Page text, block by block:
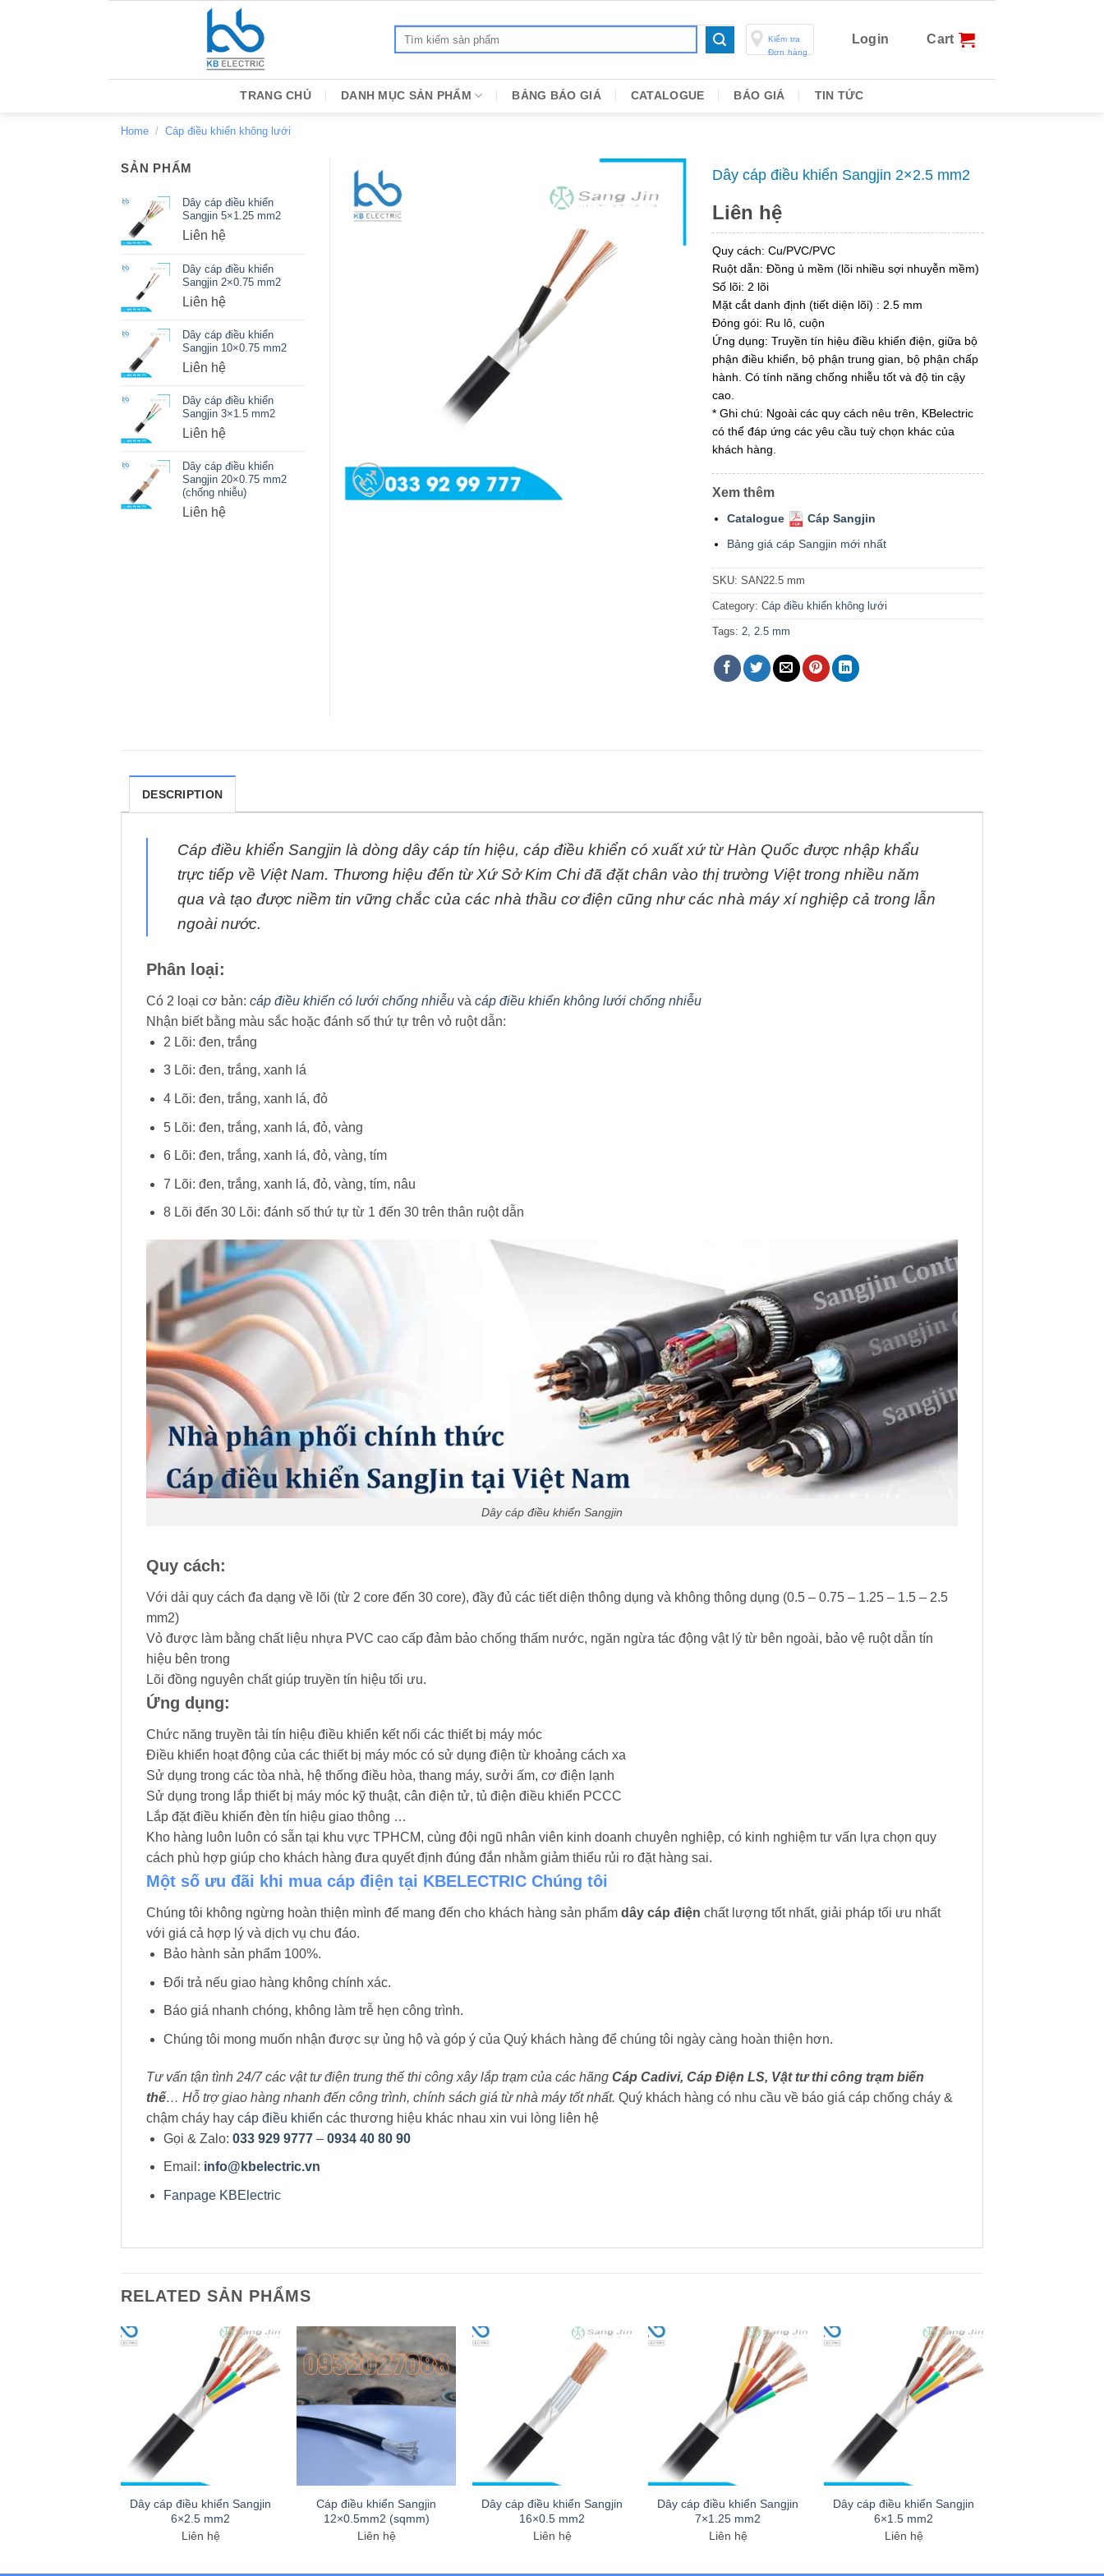
Kiểm tra
Đơn hàng
Login Cart
TRANG CHỦ DANH MỤC SẢN PHẨM BẢNG BÁO GIÁ CATALOGUE BÁO GIÁ TIN TỨC
Home / Cáp điều khiển không lưới
Dây cáp điều khiển Sangjin 2×2.5 mm2
Liên hệ
Quy cách: Cu/PVC/PVC
Ruột dẫn: Đồng ủ mềm (lõi nhiều sợi nhuyễn mềm)
Số lõi: 2 lõi
Mặt cắt danh định (tiết diện lõi) : 2.5 mm
Đóng gói: Ru lô, cuộn
Ứng dụng: Truyền tín hiệu điều khiển điện, giữa bộ
phận điều khiển, bộ phận trung gian, bộ phận chấp
hành. Có tính năng chống nhiễu tốt và độ tin cậy
cao.
* Ghi chú: Ngoài các quy cách nêu trên, KBelectric
có thể đáp ứng các yêu cầu tuỳ chọn khác của
khách hàng.
Xem thêm
Catalogue
Cáp Sangjin
Bảng giá cáp Sangjin mới nhất
SKU: SAN22.5 mm
Category: Cáp điều khiển không lưới
Tags: 2 2.5 mm
SẢN PHẨM
Dây cáp điều khiển
Sangjin 5×1.25 mm2
Liên hệ
Dây cáp điều khiển
Sangjin 2×0.75 mm2
Liên hệ
Dây cáp điều khiển
Sangjin 10×0.75 mm2
Liên hệ
Dây cáp điều khiển
Sangjin 3×1.5 mm2
Liên hệ
Dây cáp điều khiển
Sangjin 20×0.75 mm2
(chống nhiễu)
Liên hệ
DESCRIPTION
Cáp điều khiển Sangjin là dòng dây cáp tín hiệu, cáp điều khiển có xuất xứ từ Hàn Quốc được nhập khẩu
trực tiếp về Việt Nam. Thương hiệu đến từ Xứ Sở Kim Chi đã đặt chân vào thị trường Việt trong nhiều năm
qua và tạo được niềm tin vững chắc của các nhà thầu cơ điện cũng như các nhà máy xí nghiệp cả trong lẫn
ngoài nước.
Phân loại:
Có 2 loại cơ bản: cáp điều khiển có lưới chống nhiễu và cáp điều khiển không lưới chống nhiễu
Nhận biết bằng màu sắc hoặc đánh số thứ tự trên vỏ ruột dẫn:
2 Lõi: đen, trắng
3 Lõi: đen, trắng, xanh lá
4 Lõi: đen, trắng, xanh lá, đỏ
5 Lõi: đen, trắng, xanh lá, đỏ, vàng
6 Lõi: đen, trắng, xanh lá, đỏ, vàng, tím
7 Lõi: đen, trắng, xanh lá, đỏ, vàng, tím, nâu
8 Lõi đến 30 Lõi: đánh số thứ tự từ 1 đến 30 trên thân ruột dẫn
Dây cáp điều khiển Sangjin
Quy cách:
Với dải quy cách đa dạng về lõi (từ 2 core đến 30 core), đầy đủ các tiết diện thông dụng và không thông dụng (0.5 – 0.75 – 1.25 – 1.5 – 2.5
mm2)
Vỏ được làm bằng chất liệu nhựa PVC cao cấp đảm bảo chống thấm nước, ngăn ngừa tác động vật lý từ bên ngoài, bảo vệ ruột dẫn tín
hiệu bên trong
Lõi đồng nguyên chất giúp truyền tín hiệu tối ưu.
Ứng dụng:
Chức năng truyền tải tín hiệu điều khiển kết nối các thiết bị máy móc
Điều khiển hoạt động của các thiết bị máy móc có sử dụng điện từ khoảng cách xa
Sử dụng trong các tòa nhà, hệ thống điều hòa, thang máy, sưởi ấm, cơ điện lạnh
Sử dụng trong lắp thiết bị máy móc kỹ thuật, cân điện tử, tủ điện điều khiển PCCC
Lắp đặt điều khiển đèn tín hiệu giao thông …
Kho hàng luôn luôn có sẵn tại khu vực TPHCM, cùng đội ngũ nhân viên kinh doanh chuyên nghiệp, có kinh nghiệm tư vấn lựa chọn quy
cách phù hợp giúp cho khách hàng đưa quyết định đúng đắn nhằm giảm thiểu rủi ro đặt hàng sai.
Một số ưu đãi khi mua cáp điện tại KBELECTRIC Chúng tôi
Chúng tôi không ngừng hoàn thiện mình để mang đến cho khách hàng sản phẩm dây cáp điện chất lượng tốt nhất, giải pháp tối ưu nhất
với giá cả hợp lý và dịch vụ chu đáo.
Bảo hành sản phẩm 100%.
Đổi trả nếu giao hàng không chính xác.
Báo giá nhanh chóng, không làm trễ hẹn công trình.
Chúng tôi mong muốn nhận được sự ủng hộ và góp ý của Quý khách hàng để chúng tôi ngày càng hoàn thiện hơn.
Tư vấn tận tình 24/7 các vật tư điện trung thế thi công xây lắp trạm của các hãng Cáp Cadivi, Cáp Điện LS, Vật tư thi công trạm biến
thế… Hỗ trợ giao hàng nhanh đến công trình, chính sách giá từ nhà máy tốt nhất. Quý khách hàng có nhu cầu về báo giá cáp chống cháy &
chậm cháy hay cáp điều khiển các thương hiệu khác nhau xin vui lòng liên hệ
Gọi & Zalo: 033 929 9777 – 0934 40 80 90
Email: info@kbelectric.vn
Fanpage KBElectric
RELATED SẢN PHẨMS
Dây cáp điều khiển Sangjin
6×2.5 mm2
Liên hệ
Cáp điều khiển Sangjin
12×0.5mm2 (sqmm)
Liên hệ
Dây cáp điều khiển Sangjin
16×0.5 mm2
Liên hệ
Dây cáp điều khiển Sangjin
7×1.25 mm2
Liên hệ
Dây cáp điều khiển Sangjin
6×1.5 mm2
Liên hệ